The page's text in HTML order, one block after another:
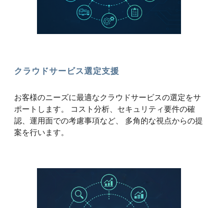
クラウドサービス選定支援
お客様のニーズに最適なクラウドサービスの選定をサ
ポートします。 コスト分析、セキュリティ要件の確
認、運用面での考慮事項など、 多角的な視点からの提
案を行います。